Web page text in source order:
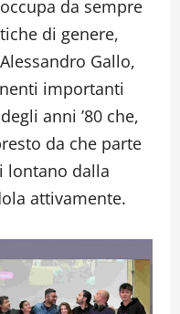
da sempre
di genere,
Gallo,
importanti
anni ’80 che,
da che parte
lontano dalla
attivamente.